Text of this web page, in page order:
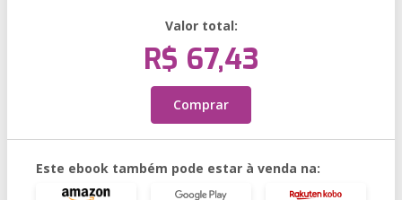
Valor total:
R$ 67,43
Comprar
Este ebook também pode estar à venda na: